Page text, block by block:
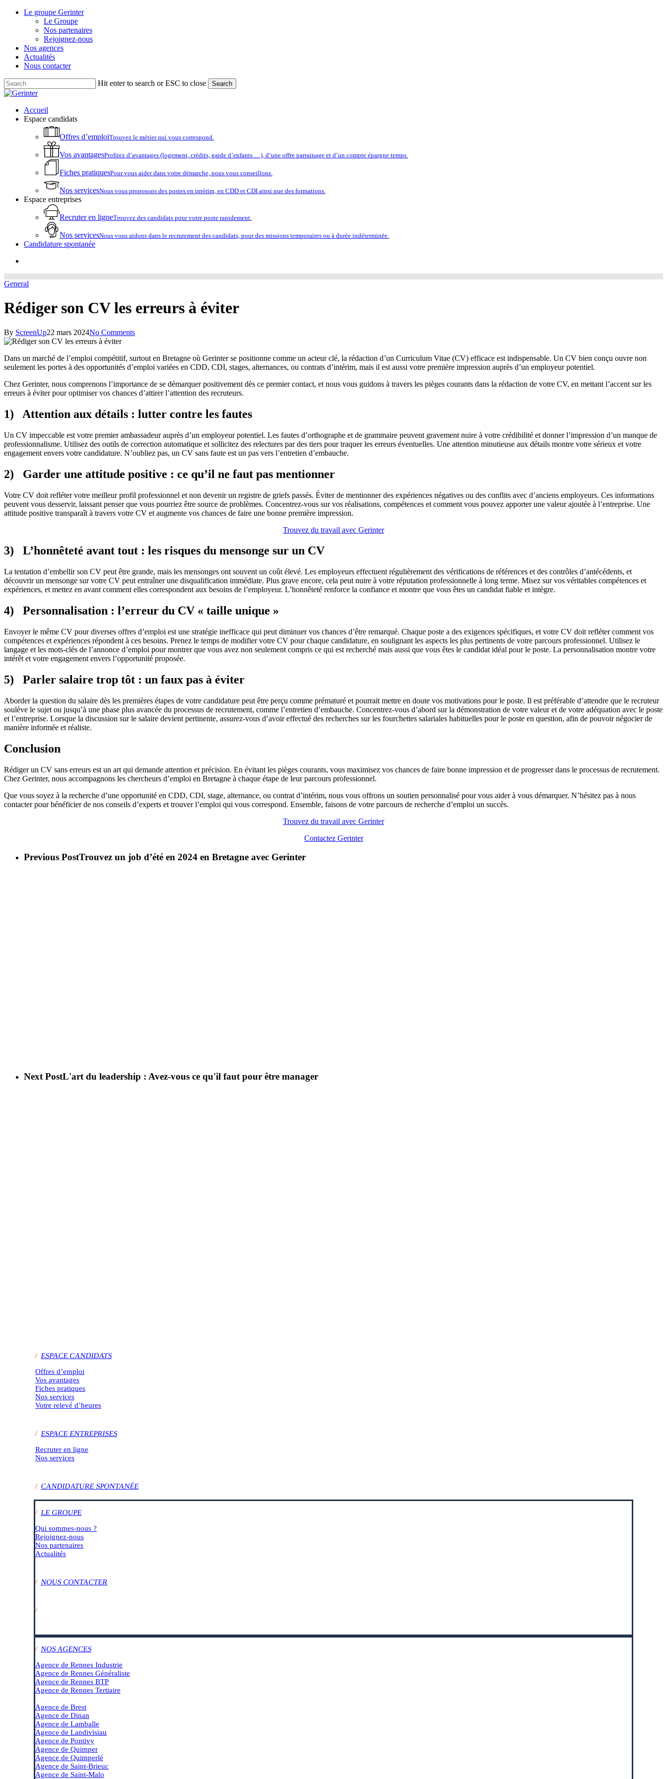
Skip
Le groupe Gerinter
Le Groupe
Nos partenaires
Rejoignez-nous
Nos agences
Actualités
Nous contacter
Hit enter to search or ESC to close Search
Close
account
Menu
Accueil
Espace candidats
Offres d’emploiTrouvez le métier qui vous correspond.
Vos avantagesProfitez d’avantages (logement, crédits, garde d’enfants …), d’une offre parrainage et d’un compte épargne temps.
Fiches pratiquesPour vous aider dans votre démarche, nous vous conseillons.
Nos servicesNous vous proposons des postes en intérim, en CDD et CDI ainsi que des formations.
Espace entreprises
Recruter en ligneTrouvez des candidats pour votre poste rapidement.
Nos servicesNous vous aidons dans le recrutement des candidats, pour des missions temporaires ou à durée indéterminée.
Candidature spontanée
General
Rédiger son CV les erreurs à éviter
By ScreenUp22 mars 2024No Comments
Dans un marché de l’emploi compétitif, surtout en Bretagne où Gerinter se positionne comme un acteur clé, la rédaction d’un Curriculum Vitae (CV) efficace est indispensable. Un CV bien conçu ouvre non
seulement les portes à des opportunités d’emploi variées en CDD, CDI, stages, alternances, ou contrats d’intérim, mais il est aussi votre première impression auprès d’un employeur potentiel.
Chez Gerinter, nous comprenons l’importance de se démarquer positivement dès ce premier contact, et nous vous guidons à travers les pièges courants dans la rédaction de votre CV, en mettant l’accent sur les
erreurs à éviter pour optimiser vos chances d’attirer l’attention des recruteurs.
1) Attention aux détails : lutter contre les fautes
Un CV impeccable est votre premier ambassadeur auprès d’un employeur potentiel. Les fautes d’orthographe et de grammaire peuvent gravement nuire à votre crédibilité et donner l’impression d’un manque de
professionnalisme. Utilisez des outils de correction automatique et sollicitez des relectures par des tiers pour traquer les erreurs éventuelles. Une attention minutieuse aux détails montre votre sérieux et votre
engagement envers votre candidature. N’oubliez pas, un CV sans faute est un pas vers l’entretien d’embauche.
2) Garder une attitude positive : ce qu’il ne faut pas mentionner
Votre CV doit refléter votre meilleur profil professionnel et non devenir un registre de griefs passés. Éviter de mentionner des expériences négatives ou des conflits avec d’anciens employeurs. Ces informations
peuvent vous desservir, laissant penser que vous pourriez être source de problèmes. Concentrez-vous sur vos réalisations, compétences et comment vous pouvez apporter une valeur ajoutée à l’entreprise. Une
attitude positive transparaît à travers votre CV et augmente vos chances de faire une bonne première impression.
Trouvez du travail avec Gerinter
3) L’honnêteté avant tout : les risques du mensonge sur un CV
La tentation d’embellir son CV peut être grande, mais les mensonges ont souvent un coût élevé. Les employeurs effectuent régulièrement des vérifications de références et des contrôles d’antécédents, et
découvrir un mensonge sur votre CV peut entraîner une disqualification immédiate. Plus grave encore, cela peut nuire à votre réputation professionnelle à long terme. Misez sur vos véritables compétences et
expériences, et mettez en avant comment elles correspondent aux besoins de l’employeur. L’honnêteté renforce la confiance et montre que vous êtes un candidat fiable et intègre.
4) Personnalisation : l’erreur du CV « taille unique »
Envoyer le même CV pour diverses offres d’emploi est une stratégie inefficace qui peut diminuer vos chances d’être remarqué. Chaque poste a des exigences spécifiques, et votre CV doit refléter comment vos
compétences et expériences répondent à ces besoins. Prenez le temps de modifier votre CV pour chaque candidature, en soulignant les aspects les plus pertinents de votre parcours professionnel. Utilisez le
langage et les mots-clés de l’annonce d’emploi pour montrer que vous avez non seulement compris ce qui est recherché mais aussi que vous êtes le candidat idéal pour le poste. La personnalisation montre votre
intérêt et votre engagement envers l’opportunité proposée.
5) Parler salaire trop tôt : un faux pas à éviter
Aborder la question du salaire dès les premières étapes de votre candidature peut être perçu comme prématuré et pourrait mettre en doute vos motivations pour le poste. Il est préférable d’attendre que le recruteur
soulève le sujet ou jusqu’à une phase plus avancée du processus de recrutement, comme l’entretien d’embauche. Concentrez-vous d’abord sur la démonstration de votre valeur et de votre adéquation avec le poste
et l’entreprise. Lorsque la discussion sur le salaire devient pertinente, assurez-vous d’avoir effectué des recherches sur les fourchettes salariales habituelles pour le poste en question, afin de pouvoir négocier de
manière informée et réaliste.
Conclusion
Rédiger un CV sans erreurs est un art qui demande attention et précision. En évitant les pièges courants, vous maximisez vos chances de faire bonne impression et de progresser dans le processus de recrutement.
Chez Gerinter, nous accompagnons les chercheurs d’emploi en Bretagne à chaque étape de leur parcours professionnel.
Que vous soyez à la recherche d’une opportunité en CDD, CDI, stage, alternance, ou contrat d’intérim, nous vous offrons un soutien personnalisé pour vous aider à vous démarquer. N’hésitez pas à nous
contacter pour bénéficier de nos conseils d’experts et trouver l’emploi qui vous correspond. Ensemble, faisons de votre parcours de recherche d’emploi un succès.
Trouvez du travail avec Gerinter
Contactez Gerinter
Previous PostTrouvez un job d’été en 2024 en Bretagne avec Gerinter
Next PostL'art du leadership : Avez-vous ce qu'il faut pour être manager
/ ESPACE CANDIDATS
Offres d’emploi
Vos avantages
Fiches pratiques
Nos services
Votre relevé d’heures
/ ESPACE ENTREPRISES
Recruter en ligne
Nos services
/ CANDIDATURE SPONTANÉE
/ LE GROUPE
Qui sommes-nous ?
Rejoignez-nous
Nos partenaires
Actualités
/NOUS CONTACTER
/
/ NOS AGENCES
Agence de Rennes Industrie
Agence de Rennes Généraliste
Agence de Rennes BTP
Agence de Rennes Tertiaire
Agence de Brest
Agence de Dinan
Agence de Lamballe
Agence de Landivisiau
Agence de Pontivy
Agence de Quimper
Agence de Quimperlé
Agence de Saint-Brieuc
Agence de Saint-Malo